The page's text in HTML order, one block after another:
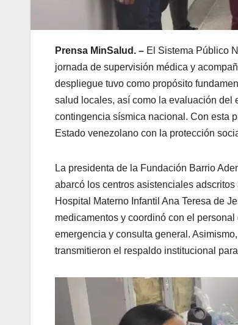
Prensa MinSalud. – El Sistema Público
jornada de supervisión médica y
despliegue tuvo como propósito
salud locales, así como la evaluación del
contingencia sísmica nacional. Con esta
Estado venezolano con la protección
La presidenta de la Fundación Barrio
abarcó los centros asistenciales
Hospital Materno Infantil Ana Teresa de
medicamentos y coordinó con el
emergencia y consulta general.
transmitieron el respaldo institucional